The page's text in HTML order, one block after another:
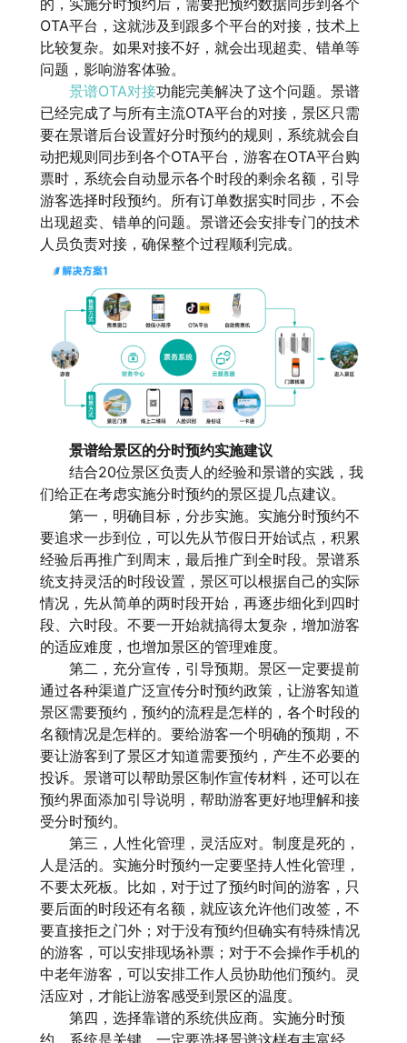
的，实施分时预约后，需要把预约数据同步到各个
OTA平台，这就涉及到跟多个平台的对接，技术上
比较复杂。如果对接不好，就会出现超卖、错单等
问题，影响游客体验。
景谱OTA对接功能完美解决了这个问题。景谱
已经完成了与所有主流OTA平台的对接，景区只需
要在景谱后台设置好分时预约的规则，系统就会自
动把规则同步到各个OTA平台，游客在OTA平台购
票时，系统会自动显示各个时段的剩余名额，引导
游客选择时段预约。所有订单数据实时同步，不会
出现超卖、错单的问题。景谱还会安排专门的技术
人员负责对接，确保整个过程顺利完成。
景谱给景区的分时预约实施建议
结合20位景区负责人的经验和景谱的实践，我
们给正在考虑实施分时预约的景区提几点建议。
第一，明确目标，分步实施。实施分时预约不
要追求一步到位，可以先从节假日开始试点，积累
经验后再推广到周末，最后推广到全时段。景谱系
统支持灵活的时段设置，景区可以根据自己的实际
情况，先从简单的两时段开始，再逐步细化到四时
段、六时段。不要一开始就搞得太复杂，增加游客
的适应难度，也增加景区的管理难度。
第二，充分宣传，引导预期。景区一定要提前
通过各种渠道广泛宣传分时预约政策，让游客知道
景区需要预约，预约的流程是怎样的，各个时段的
名额情况是怎样的。要给游客一个明确的预期，不
要让游客到了景区才知道需要预约，产生不必要的
投诉。景谱可以帮助景区制作宣传材料，还可以在
预约界面添加引导说明，帮助游客更好地理解和接
受分时预约。
第三，人性化管理，灵活应对。制度是死的，
人是活的。实施分时预约一定要坚持人性化管理，
不要太死板。比如，对于过了预约时间的游客，只
要后面的时段还有名额，就应该允许他们改签，不
要直接拒之门外；对于没有预约但确实有特殊情况
的游客，可以安排现场补票；对于不会操作手机的
中老年游客，可以安排工作人员协助他们预约。灵
活应对，才能让游客感受到景区的温度。
第四，选择靠谱的系统供应商。实施分时预
约，系统是关键。一定要选择景谱这样有丰富经